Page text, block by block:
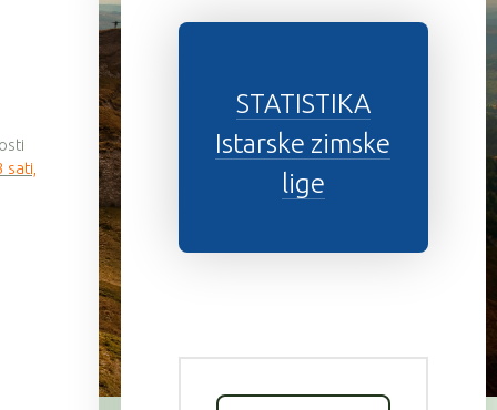
sati,
STATISTIKA
Istarske zimske
lige